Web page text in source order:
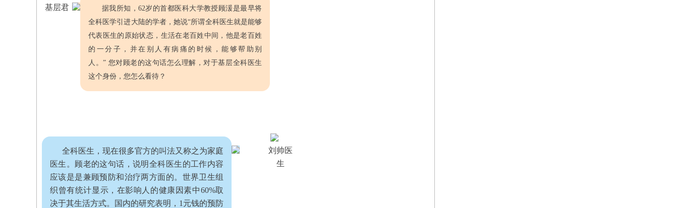
基层君
据我所知，62岁的首都医科大学教授顾湲是最早将
全科医学引进大陆的学者，她说“所谓全科医生就是能够
代表医生的原始状态，生活在老百姓中间，他是老百姓
的一分子，并在别人有病痛的时候，能够帮助别
人。” 您对顾老的这句话怎么理解，对于基层全科医生
这个身份，您怎么看待？
全科医生，现在很多官方的叫法又称之为家庭
医生。顾老的这句话，说明全科医生的工作内容
应该是是兼顾预防和治疗两方面的。世界卫生组
织曾有统计显示，在影响人的健康因素中60%取
决于其生活方式。国内的研究表明，1元钱的预防
刘帅医
生